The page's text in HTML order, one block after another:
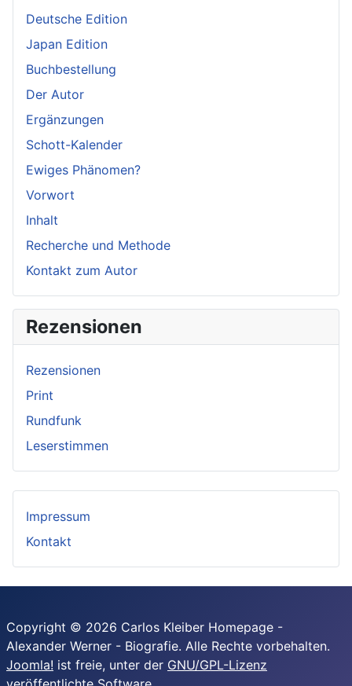
Deutsche Edition
Japan Edition
Buchbestellung
Der Autor
Ergänzungen
Schott-Kalender
Ewiges Phänomen?
Vorwort
Inhalt
Recherche und Methode
Kontakt zum Autor
Rezensionen
Rezensionen
Print
Rundfunk
Leserstimmen
Impressum
Kontakt
Copyright © 2026 Carlos Kleiber Homepage -
Alexander Werner - Biografie. Alle Rechte vorbehalten.
Joomla! ist freie, unter der GNU/GPL-Lizenz